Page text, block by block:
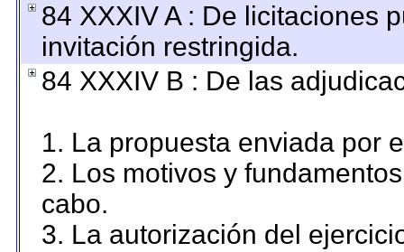
84 XXXIV A : De licitaciones
invitación restringida.
84 XXXIV B : De las
1. La propuesta enviada por
2. Los motivos y
cabo.
3. La autorización del